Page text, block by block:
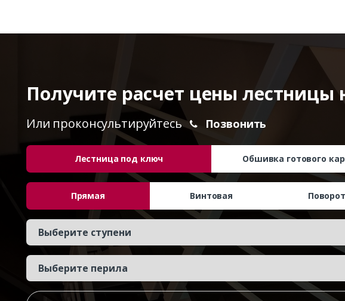
Получите расчет цены лестницы
Или проконсультируйтесь Позвонить
Лестница под ключ Обшивка готового
Прямая Винтовая